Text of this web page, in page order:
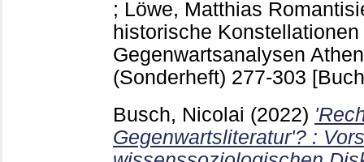
; Löwe, Matthias
historische Konstellationen
Gegenwartsanalysen
(Sonderheft) 277-303
Busch, Nicolai (2022)
Gegenwartsliteratur'? :